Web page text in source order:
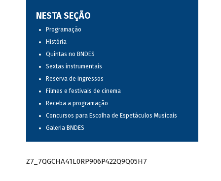
NESTA SEÇÃO
Programação
História
Quintas no BNDES
Sextas instrumentais
Reserva de ingressos
Filmes e festivais de cinema
Receba a programação
Concursos para Escolha de Espetáculos Musicais
Galeria BNDES
Z7_7QGCHA41L0RP906P422Q9Q05H7